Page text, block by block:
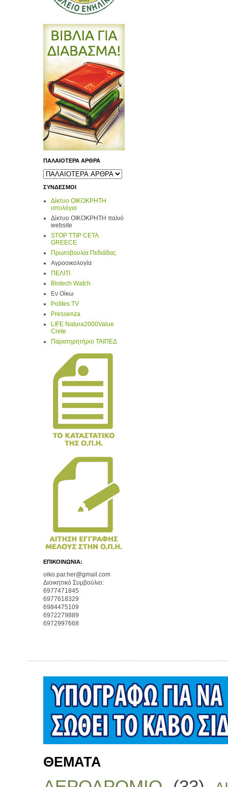
ΠΑΛΑΙΟΤΕΡΑ ΑΡΘΡΑ
ΣΥΝΔΕΣΜΟΙ
Δίκτυο ΟΙΚΟΚΡΗΤΗ
ιστολόγιο
Δίκτυο ΟΙΚΟΚΡΗΤΗ παλιό
website
STOP TTIP CETA
GREECE
Πρωτοβουλία Πεδιάδας
Αγροοικολογία
ΠΕΛΙΤΙ
Biotech Watch
Εν Οίκω
Polites TV
Pressenza
LIFE Natura2000Value
Crete
Παρατηρητήριο ΤΑΙΠΕΔ
ΕΠΙΚΟΙΝΩΝΙΑ:
oiko.par.her@gmail.com
Διοικητικό Συμβούλιο:
6977471845
6977618329
6984475109
6972279889
6972997668
ΘΕΜΑΤΑ